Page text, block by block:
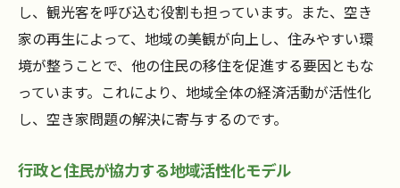
し、観光客を呼び込む役割も担っています。また、空き
家の再生によって、地域の美観が向上し、住みやすい環
境が整うことで、他の住民の移住を促進する要因ともな
っています。これにより、地域全体の経済活動が活性化
し、空き家問題の解決に寄与するのです。
行政と住民が協力する地域活性化モデル